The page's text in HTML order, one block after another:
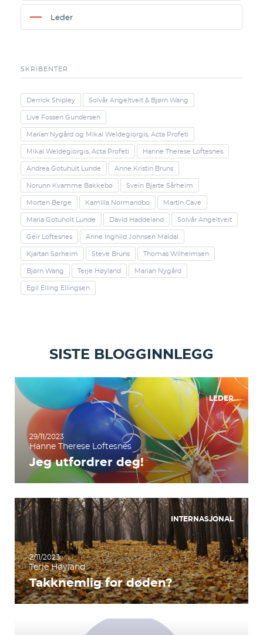
Leder
SKRIBENTER
Derrick Shipley Solvår Angeltveit & Bjørn Wang
Live Fossen Gundersen
Marian Nygård og Mikal Weldegiorgis, Acta Profeti
Mikal Weldegiorgis, Acta Profeti Hanne Therese Loftesnes
Andrea Gotuhult Lunde Anne Kristin Bruns
Norunn Kvamme Bakkebø Svein Bjarte Sårheim
Morten Berge Kamilla Normandbo Martin Cave
Maria Gotuholt Lunde David Haddeland Solvår Angeltveit
Geir Loftesnes Anne Inghild Johnsen Maldal
Kjartan Sørheim Steve Bruns Thomas Wilhelmsen
Bjørn Wang Terje Høyland Marian Nygård
Egil Elling Ellingsen
SISTE BLOGGINNLEGG
LEDER
29/11/2023
Hanne Therese Loftesnes
Jeg utfordrer deg!
INTERNASJONAL
2/11/2023
Terje Høyland
Takknemlig for døden?